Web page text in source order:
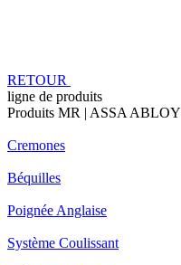
RETOUR
ligne de produits
Produits MR | ASSA ABLOY
Cremones
Béquilles
Poignée Anglaise
Système Coulissant